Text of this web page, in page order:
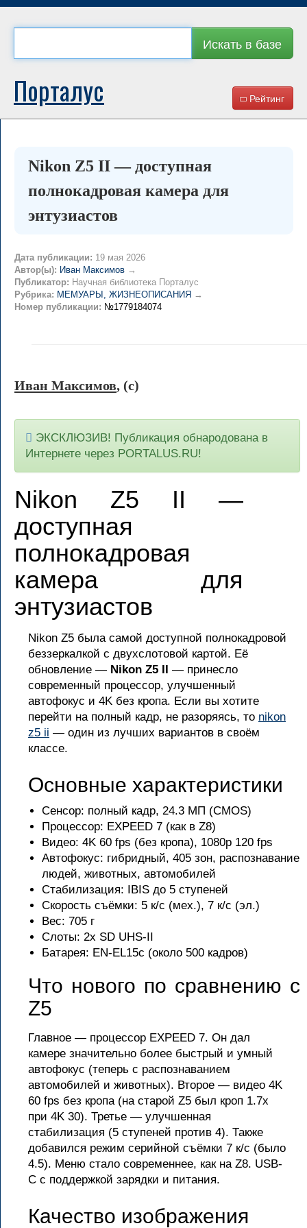
Искать в базе
Рейтинг
Порталус
Nikon Z5 II — доступная
полнокадровая камера для
энтузиастов
Дата публикации: 19 мая 2026
Автор(ы): Иван Максимов →
Публикатор: Научная библиотека Порталус
Рубрика: МЕМУАРЫ, ЖИЗНЕОПИСАНИЯ →
Номер публикации: №1779184074
Иван Максимов, (c)
ЭКСКЛЮЗИВ! Публикация обнародована в
Интернете через PORTALUS.RU!
Nikon Z5 II —
доступная
полнокадровая
камера для
энтузиастов
Nikon Z5 была самой доступной полнокадровой
беззеркалкой с двухслотовой картой. Её
обновление — Nikon Z5 II — принесло
современный процессор, улучшенный
автофокус и 4K без кропа. Если вы хотите
перейти на полный кадр, не разоряясь, то nikon
z5 ii — один из лучших вариантов в своём
классе.
Основные характеристики
Сенсор: полный кадр, 24.3 МП (CMOS)
Процессор: EXPEED 7 (как в Z8)
Видео: 4K 60 fps (без кропа), 1080p 120 fps
Автофокус: гибридный, 405 зон, распознавание
людей, животных, автомобилей
Стабилизация: IBIS до 5 ступеней
Скорость съёмки: 5 к/с (мех.), 7 к/с (эл.)
Вес: 705 г
Слоты: 2x SD UHS-II
Батарея: EN-EL15c (около 500 кадров)
Что нового по сравнению с
Z5
Главное — процессор EXPEED 7. Он дал
камере значительно более быстрый и умный
автофокус (теперь с распознаванием
автомобилей и животных). Второе — видео 4K
60 fps без кропа (на старой Z5 был кроп 1.7x
при 4K 30). Третье — улучшенная
стабилизация (5 ступеней против 4). Также
добавился режим серийной съёмки 7 к/с (было
4.5). Меню стало современнее, как на Z8. USB-
C с поддержкой зарядки и питания.
Качество изображения